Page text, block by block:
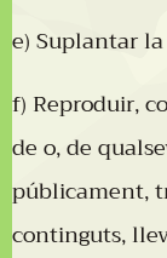
e) Suplantar
f) Reproduir,
de o, de
públicament,
continguts,